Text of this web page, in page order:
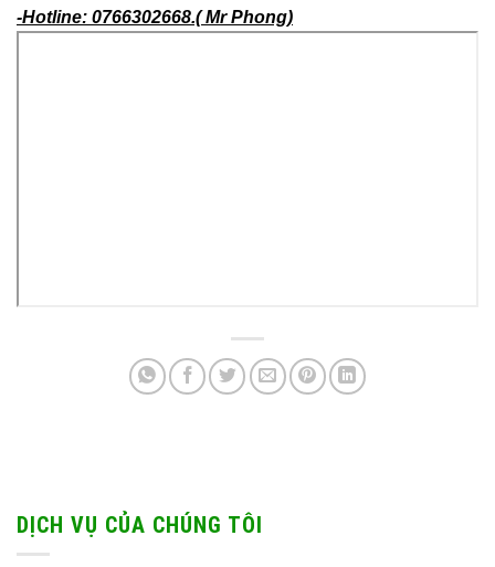
-Hotline: 0766302668.( Mr Phong)
DỊCH VỤ CỦA CHÚNG TÔI